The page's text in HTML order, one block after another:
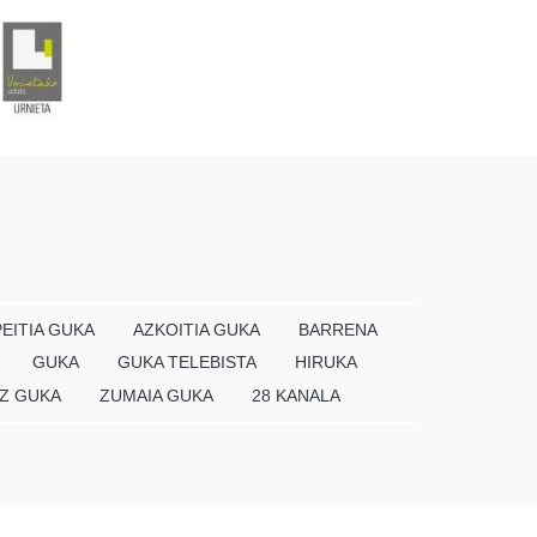
GUKA AZKOITIA GUKA
BARRENA
GUKA GUKA TELEBISTA
HIRUKA
GUKA ZUMAIA GUKA 28 KANALA